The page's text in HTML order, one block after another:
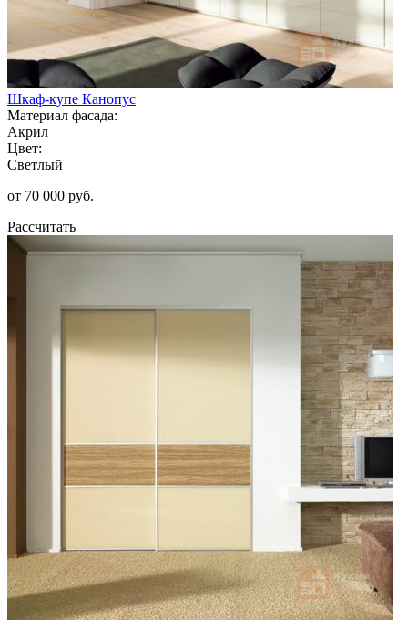
Шкаф-купе Канопус
Материал фасада:
Акрил
Цвет:
Светлый
от 70 000 руб.
Рассчитать